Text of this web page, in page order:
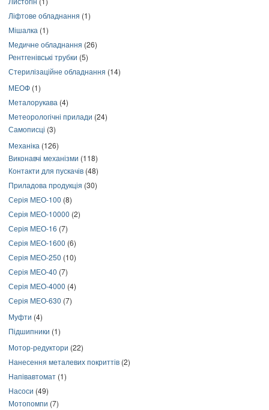
Ліфтове обладнання (1)
Мішалка (1)
Медичне обладнання (26)
Рентгенівські трубки (5)
Стерилізаційне обладнання (14)
МЕОФ (1)
Металорукава (4)
Метеорологічні прилади (24)
Самописці (3)
Механіка (126)
Виконавчі механізми (118)
Контакти для пускачів (48)
Приладова продукція (30)
Серія МЕО-100 (8)
Серія МЕО-10000 (2)
Серія МЕО-16 (7)
Серія МЕО-1600 (6)
Серія МЕО-250 (10)
Серія МЕО-40 (7)
Серія МЕО-4000 (4)
Серія МЕО-630 (7)
Муфти (4)
Підшипники (1)
Мотор-редуктори (22)
Нанесення металевих покриттів (2)
Напівавтомат (1)
Насоси (49)
Мотопомпи (7)